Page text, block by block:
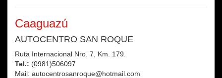
Caaguazú
AUTOCENTRO SAN ROQUE
Ruta Internacional Nro. 7, Km. 179.
Tel.: (0981)506097
Mail: autocentrosanroque@hotmail.com